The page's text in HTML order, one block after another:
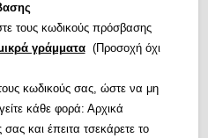
τους κωδικούς πρόσβασης
γράμματα(Προσοχή όχι
κωδικούς σας, ώστε να μη
κάθε φορά: Αρχικά
και έπειτα τσεκάρετε το